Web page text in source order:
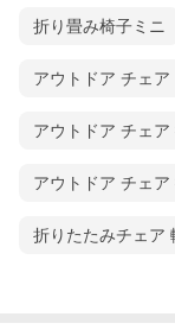
折り畳み椅子ミニ
アウトドア チェア
アウトドア チェア
アウトドア チェ
折りたたみチェア